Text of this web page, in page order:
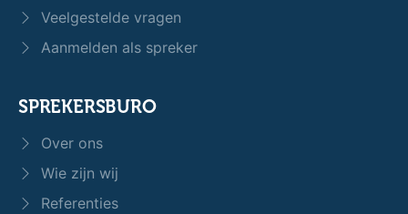
Veelgestelde vragen
Aanmelden als spreker
SPREKERSBURO
Over ons
Wie zijn wij
Referenties